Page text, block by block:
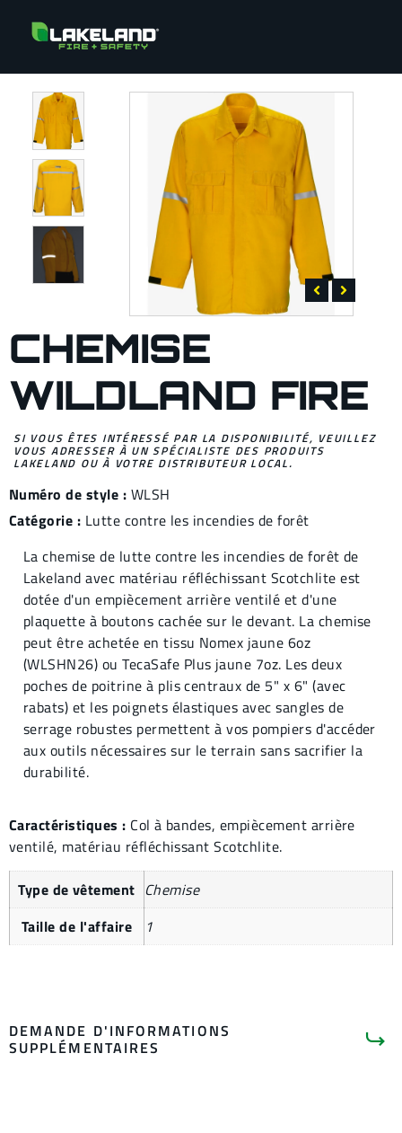
CHEMISE
WILDLAND FIRE
SI VOUS ÊTES INTÉRESSÉ PAR LA DISPONIBILITÉ, VEUILLEZ
VOUS ADRESSER À UN SPÉCIALISTE DES PRODUITS
LAKELAND OU À VOTRE DISTRIBUTEUR LOCAL.
Numéro de style : WLSH
Catégorie : Lutte contre les incendies de forêt
La chemise de lutte contre les incendies de forêt de
Lakeland avec matériau réfléchissant Scotchlite est
dotée d'un empiècement arrière ventilé et d'une
plaquette à boutons cachée sur le devant. La chemise
peut être achetée en tissu Nomex jaune 6oz
(WLSHN26) ou TecaSafe Plus jaune 7oz. Les deux
poches de poitrine à plis centraux de 5" x 6" (avec
rabats) et les poignets élastiques avec sangles de
serrage robustes permettent à vos pompiers d'accéder
aux outils nécessaires sur le terrain sans sacrifier la
durabilité.
Caractéristiques : Col à bandes, empiècement arrière
ventilé, matériau réfléchissant Scotchlite.
Type de vêtement Chemise
Taille de l'affaire
1
DEMANDE D'INFORMATIONS
SUPPLÉMENTAIRES